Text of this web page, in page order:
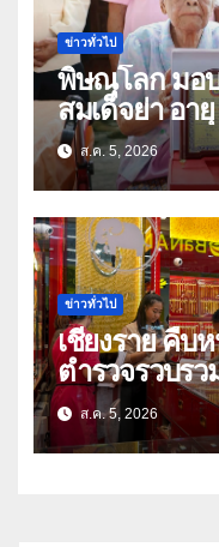
ข่าวทั่วไป
พิษณุโลก มอ
สมเด็จย่า อายุ 100 ปี “น
เนตร” ตำบล
ส.ค. 5, 2026
ข่าวทั่วไป
เชียงราย คืบหน้าชิงทองเชียงของ
ตำรวจรวบร
สปป.ลาว ติด
ส.ค. 5, 2026